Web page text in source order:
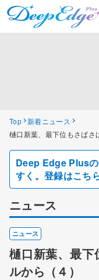
Top 新着ニュース
樋口新葉、最下位もさば
Deep Edge Plus
すく。登録はこち
ニュース
ニュース
樋口新葉、最
ルから（４）